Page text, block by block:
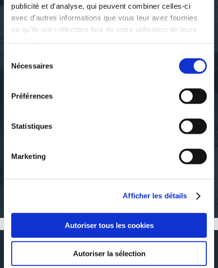
publicité et d'analyse, qui peuvent combiner celles-ci
avec d'autres informations que vous leur avez fournies
ou qu'ils ont collectées lors de votre utilisation de leurs
Nécessaires
Préférences
Statistiques
Marketing
Afficher les détails
Autoriser tous les cookies
Autoriser la sélection
Anastasia Popiolek